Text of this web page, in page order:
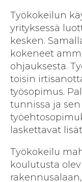
Työkokeilun
yrityksessä
kesken.
kokeneet
ohjauksesta.
toisin
työsopimus.
tunnissa ja
laskettavat
Työkokeilu
koulutusta